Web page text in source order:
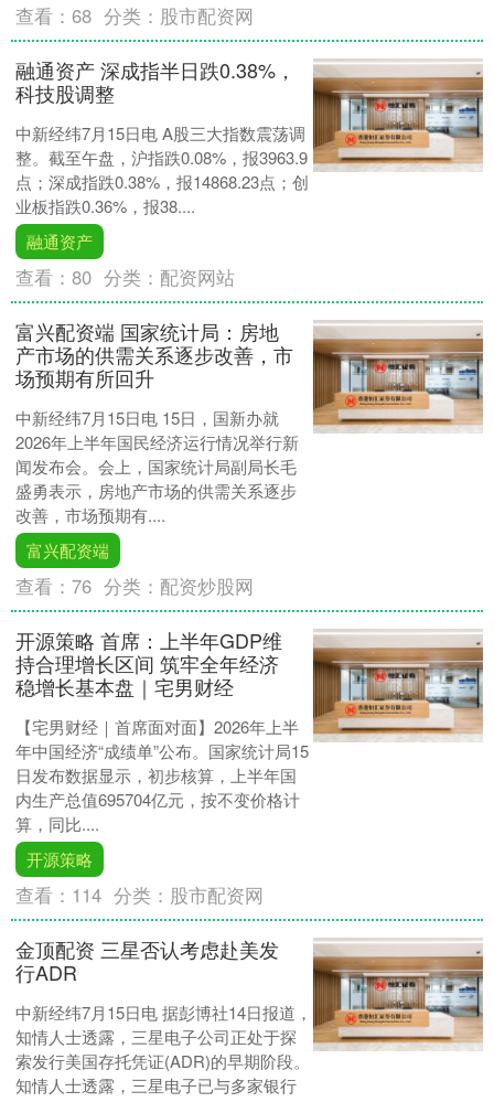
查看：68 分类： 股市配资网
融通资产 深成指半日跌0.38%，
科技股调整
中新经纬7月15日电 A股三大指数震荡调
整。截至午盘，沪指跌0.08%，报3963.9
点；深成指跌0.38%，报14868.23点；创
业板指跌0.36%，报38....
融通资产
查看：80 分类： 配资网站
富兴配资端 国家统计局：房地
产市场的供需关系逐步改善，市
场预期有所回升
中新经纬7月15日电 15日，国新办就
2026年上半年国民经济运行情况举行新
闻发布会。会上，国家统计局副局长毛
盛勇表示，房地产市场的供需关系逐步
改善，市场预期有....
富兴配资端
查看：76 分类： 配资炒股网
开源策略 首席：上半年GDP维
持合理增长区间 筑牢全年经济
稳增长基本盘｜宅男财经
【宅男财经｜首席面对面】2026年上半
年中国经济“成绩单”公布。国家统计局15
日发布数据显示，初步核算，上半年国
内生产总值695704亿元，按不变价格计
算，同比....
开源策略
查看： 114 分类： 股市配资网
金顶配资 三星否认考虑赴美发
行ADR
中新经纬7月15日电 据彭博社14日报道，
知情人士透露，三星电子公司正处于探
索发行美国存托凭证(ADR)的早期阶段。
知情人士透露，三星电子已与多家银行